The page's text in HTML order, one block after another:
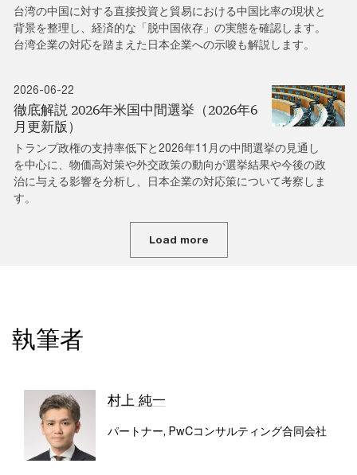
台湾の中国に対する直接投資と貿易における中国比率の現状と
背景を整理し、経済的な「脱中国依存」の実態を確認します。
台湾企業の対応を踏まえた日本企業への示唆も解説します。
2026-06-22
徹底解説 2026年米国中間選挙（2026年6
月更新版）
トランプ政権の支持率低下と2026年11月の中間選挙の見通し
を中心に、物価高対策や外交政策の動向が選挙結果や今後の政
治に与える影響を分析し、日本企業の対応策について考察しま
す。
Load more
執筆者
村上 純一
パートナー, PwCコンサルティング合同会社